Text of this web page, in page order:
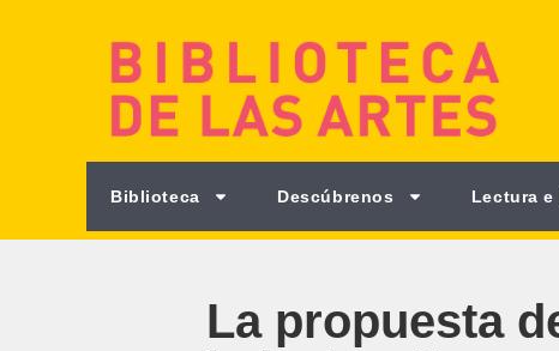
Biblioteca Descúbrenos Lectura
La propuesta